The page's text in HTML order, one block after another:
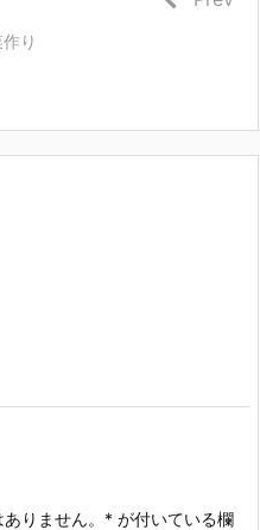
り
りません。 * が付いている欄